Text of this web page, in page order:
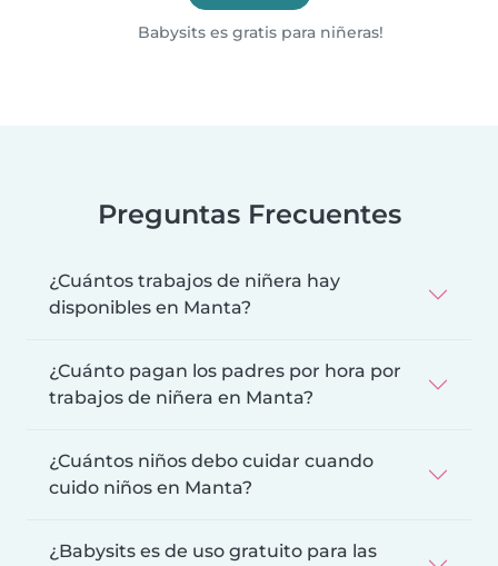
Babysits es gratis para niñeras!
Preguntas Frecuentes
¿Cuántos trabajos de niñera hay
disponibles en Manta?
¿Cuánto pagan los padres por hora por
trabajos de niñera en Manta?
¿Cuántos niños debo cuidar cuando
cuido niños en Manta?
¿Babysits es de uso gratuito para las